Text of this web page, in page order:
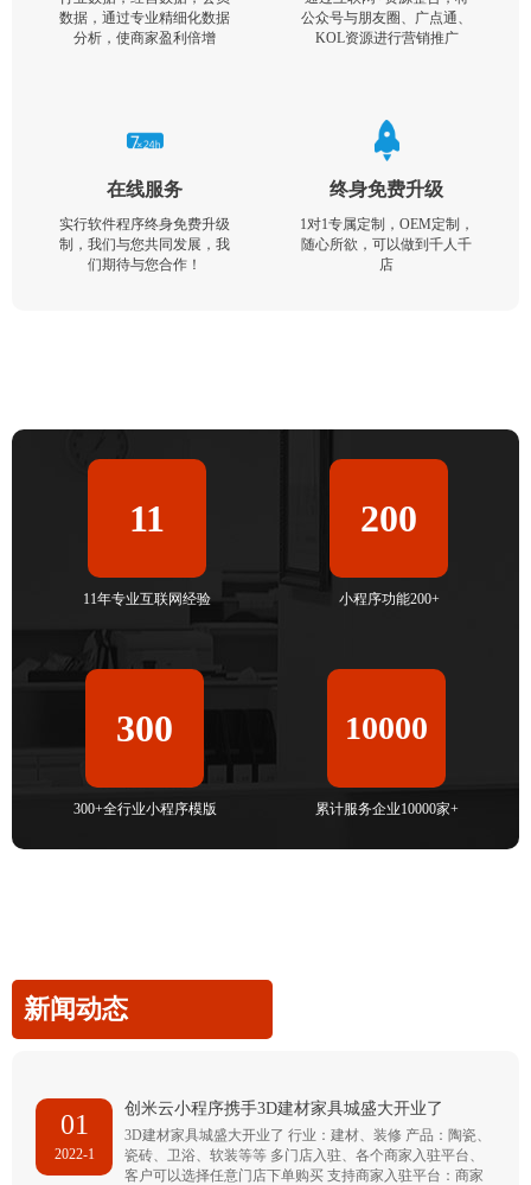
数据，通过专业精细化数据
分析，使商家盈利倍增
公众号与朋友圈、广点通、
KOL资源进行营销推广
在线服务
实行软件程序终身免费升级
制，我们与您共同发展，我
们期待与您合作！
终身免费升级
1对1专属定制，OEM定制，
随心所欲，可以做到千人千
店
11
11年专业互联网经验
200
小程序功能200+
300
300+全行业小程序模版
10000
累计服务企业10000家+
新闻动态
01
2022-1
创米云小程序携手3D建材家具城盛大开业了
3D建材家具城盛大开业了 行业：建材、装修 产品：陶瓷、
瓷砖、卫浴、软装等等 多门店入驻、各个商家入驻平台、
客户可以选择任意门店下单购买 支持商家入驻平台：商家